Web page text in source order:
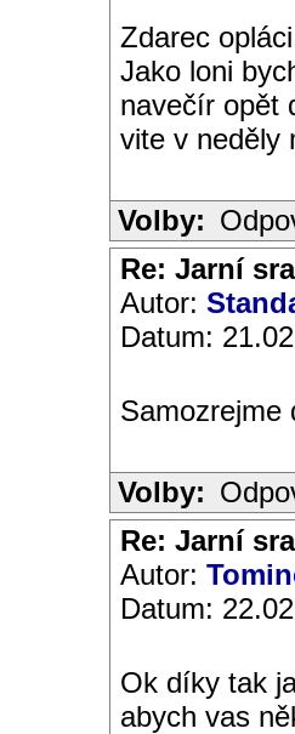
Zdarec
Jako loni
navečír opět
vite v neděly
Volby:
Re: Jarní
Autor:
Datum:
Samozrejme
Volby:
Re: Jarní
Autor:
Datum:
Ok díky tak
abych vas